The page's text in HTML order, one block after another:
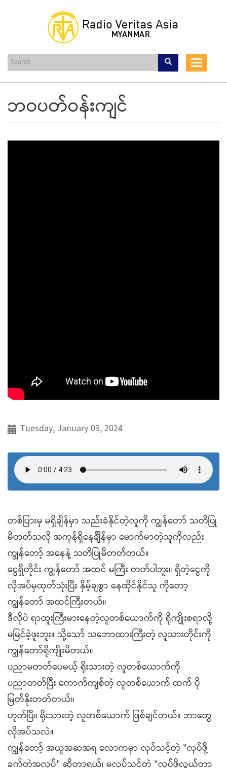
content
Toggle
ဘဝပတ်ဝန်းကျင်
Tuesday, January 09, 2024
တစ်ပြားမှ မရှိချိန်မှာ သည်းခံနိုင်တဲ့လူကို ကျွန်တော် သတိပြု
မိတတ်သလို အကုန်ရှိနေခ်ျိန်မှာ မောက်မာတဲ့သူကိုလည်း
ကျွန်တော့် အနေနဲ့ သတိပြုမိတတ်တယ်။
ငွေရှိတိုင်း ကျွန်တော် အထင် မကြီး တတ်ပါဘူး။ ရှိတဲ့ငွေကို
လိုအပ်မှထုတ်သုံးပြီး နှိမ့်ချစွာ နေထိုင်နိုင်သူ ကိုတော့
ကျွန်တော် အထင်ကြီးတယ်။
ဒီလိုပဲ ရာထူးကြီးမားနေတဲ့လူတစ်ယောက်ကို ရိုကျိုးစရာလို့
မမြင်ခဲ့ဖူးဘူး။ သို့သော် သဘောထားကြီးတဲ့ လူသားတိုင်းကို
ကျွန်တော်ရိုကျိုးမိတယ်။
ပညာမတတ်ပေမယ့် ရိုးသားတဲ့ လူတစ်ယောက်ကို
ပညာတတ်ပြီး ကောက်ကျစ်တဲ့ လူတစ်ယောက် ထက် ပို
မြတ်နိုးတတ်တယ်။
ဟုတ်ပြီ။ ရိုးသားတဲ့ လူတစ်ယောက် ဖြစ်ချင်တယ်။ ဘာတွေ
လိုအပ်သလဲ။
ကျွန်တော့် အယူအဆအရ လောကမှာ လုပ်သင့်တဲ့ "လုပ်ဖို့
ခက်တဲ့အလုပ်" ဆိုတာရယ်၊ မလုပ်သင့်တဲ့ "လုပ်ဖို့လွယ်တာ